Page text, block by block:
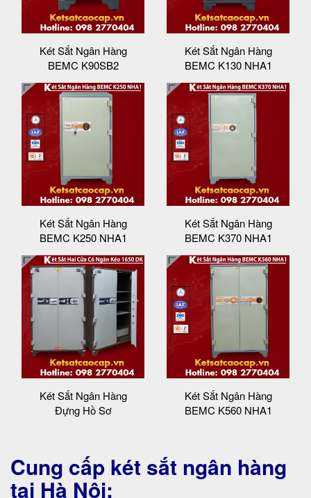
Két Sắt Ngân Hàng
BEMC K90SB2
Két Sắt Ngân Hàng
BEMC K130 NHA1
Két Sắt Ngân Hàng
BEMC K250 NHA1
Két Sắt Ngân Hàng
BEMC K370 NHA1
Két Sắt Ngân Hàng
Đựng Hồ Sơ
Két Sắt Ngân Hàng
BEMC K560 NHA1
Cung cấp két sắt ngân hàng
tại Hà Nội: